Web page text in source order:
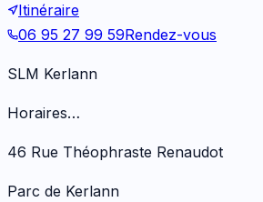
Itinéraire
06 95 27 99 59Rendez-vous
SLM Kerlann
Horaires…
46 Rue Théophraste Renaudot
Parc de Kerlann